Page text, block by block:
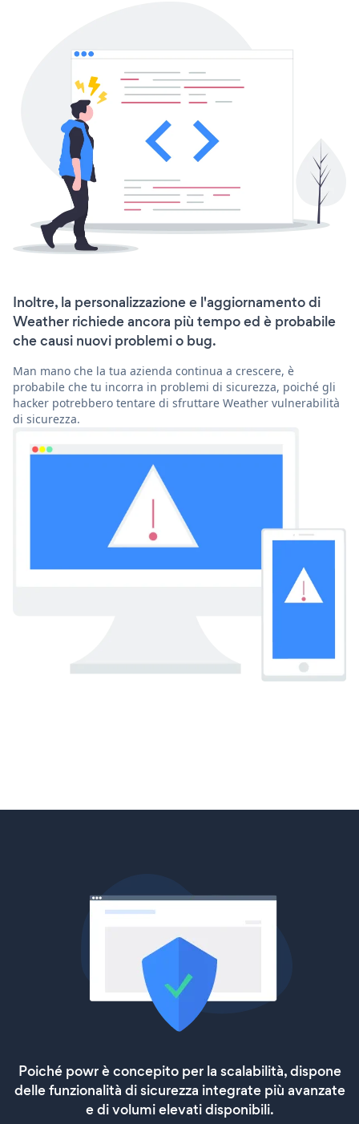
Inoltre, la personalizzazione e l'aggiornamento di
Weather richiede ancora più tempo ed è probabile
che causi nuovi problemi o bug.
Man mano che la tua azienda continua a crescere, è
probabile che tu incorra in problemi di sicurezza, poiché gli
hacker potrebbero tentare di sfruttare Weather vulnerabilità
di sicurezza.
Poiché powr è concepito per la scalabilità, dispone
delle funzionalità di sicurezza integrate più avanzate
e di volumi elevati disponibili.